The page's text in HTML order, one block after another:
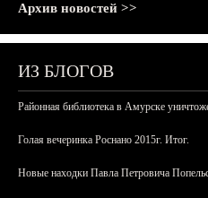
Архив новостей >>
ИЗ БЛОГОВ
Районная библиотека в Амурске
Голая вечеринка Роснано 2015г. Итог.
Новые находки Павла Петровича